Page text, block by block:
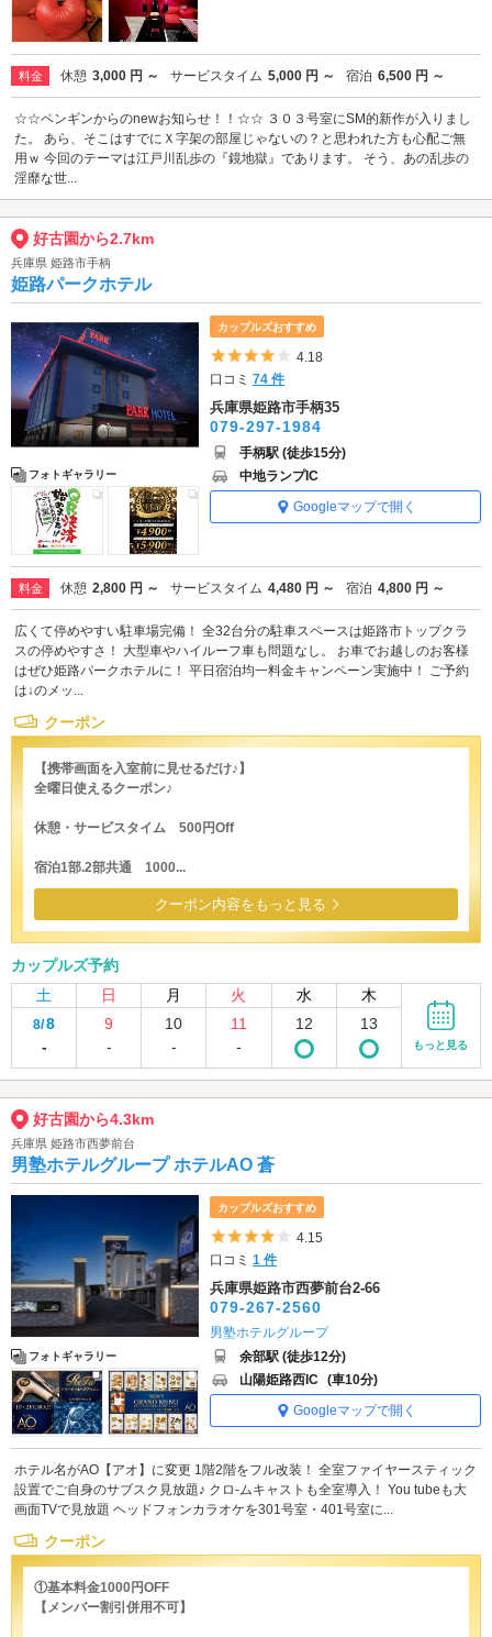
料金 休憩 3,000 円 ～ サービスタイム 5,000 円 ～ 宿泊 6,500 円 ～
☆☆ペンギンからのnewお知らせ！！☆☆ ３０３号室にSM的新作が入りまし
た。 あら、そこはすでにＸ字架の部屋じゃないの？と思われた方も心配ご無
用ｗ 今回のテーマは江戸川乱歩の『鏡地獄』であります。 そう、あの乱歩の
淫靡な世...
好古園から2.7km
兵庫県 姫路市手柄
姫路パークホテル
フォトギャラリー
カップルズおすすめ
5つ星のうち4
4.18
口コミ74 件
兵庫県姫路市手柄35
079-297-1984
手柄駅 (徒歩15分)
中地ランプIC
Googleマップで開く
料金 休憩 2,800 円 ～ サービスタイム 4,480 円 ～ 宿泊 4,800 円 ～
広くて停めやすい駐車場完備！ 全32台分の駐車スペースは姫路市トップクラ
スの停めやすさ！ 大型車やハイルーフ車も問題なし。 お車でお越しのお客様
はぜひ姫路パークホテルに！ 平日宿泊均一料金キャンペーン実施中！ ご予約
は↓のメッ...
クーポン
【携帯画面を入室前に見せるだけ♪】
全曜日使えるクーポン♪
休憩・サービスタイム 500円Off
宿泊1部.2部共通 1000...
クーポン内容をもっと見る
カップルズ予約
土
日 月 火 水 木
8/8
-
9
-
10
-
11
-
12 13
もっと見る
好古園から4.3km
兵庫県 姫路市西夢前台
男塾ホテルグループ ホテルAO 蒼
フォトギャラリー
カップルズおすすめ
5つ星のうち4
4.15
口コミ1 件
兵庫県姫路市西夢前台2-66
079-267-2560
男塾ホテルグループ
余部駅 (徒歩12分)
山陽姫路西IC (車10分)
Googleマップで開く
ホテル名がAO【アオ】に変更 1階2階をフル改装！ 全室ファイヤースティック
設置でご自身のサブスク見放題♪ クロ-ムキャストも全室導入！ You tubeも大
画面TVで見放題 ヘッドフォンカラオケを301号室・401号室に...
クーポン
①基本料金1000円OFF
【メンバー割引併用不可】